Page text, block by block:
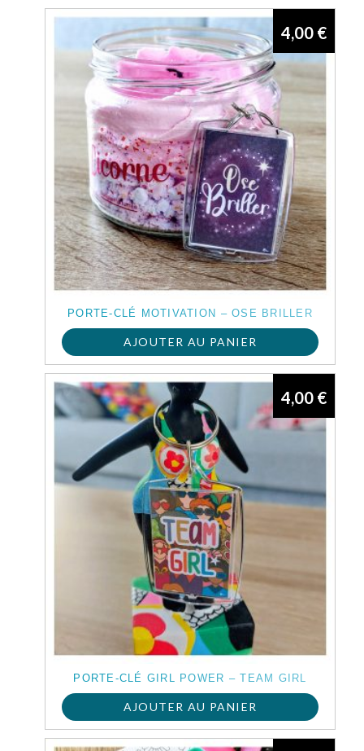
PORTE-CLÉ MOTIVATION – OSE BRILLER
4,00 €
AJOUTER AU PANIER
PORTE-CLÉ GIRL POWER – TEAM GIRL
4,00 €
AJOUTER AU PANIER